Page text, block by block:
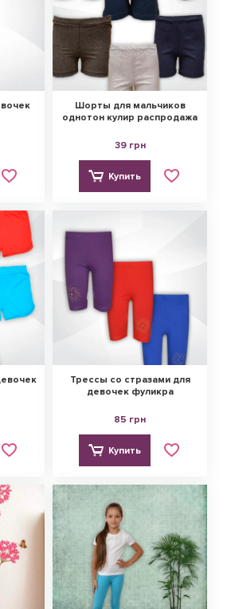
Шорты для мальчиков
однотон кулир распродажа
39 грн
Купить
Трессы со стразами для
девочек фуликра
85 грн
Купить